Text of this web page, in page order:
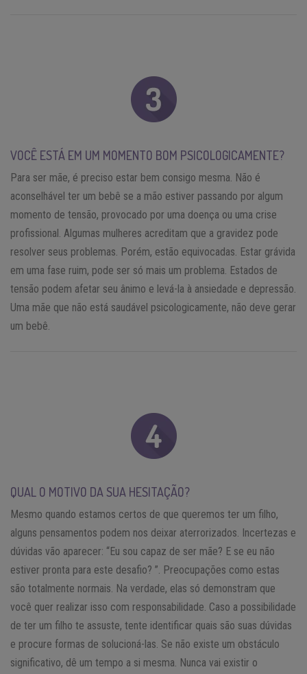
VOCÊ ESTÁ EM UM MOMENTO BOM PSICOLOGICAMENTE?
Para ser mãe, é preciso estar bem consigo mesma. Não é
aconselhável ter um bebê se a mão estiver passando por algum
momento de tensão, provocado por uma doença ou uma crise
profissional. Algumas mulheres acreditam que a gravidez pode
resolver seus problemas. Porém, estão equivocadas. Estar grávida
em uma fase ruim, pode ser só mais um problema. Estados de
tensão podem afetar seu ânimo e levá-la à ansiedade e depressão.
Uma mãe que não está saudável psicologicamente, não deve gerar
um bebê.
QUAL O MOTIVO DA SUA HESITAÇÃO?
Mesmo quando estamos certos de que queremos ter um filho,
alguns pensamentos podem nos deixar aterrorizados. Incertezas e
dúvidas vão aparecer: “Eu sou capaz de ser mãe? E se eu não
estiver pronta para este desafio? ”. Preocupações como estas
são totalmente normais. Na verdade, elas só demonstram que
você quer realizar isso com responsabilidade. Caso a possibilidade
de ter um filho te assuste, tente identificar quais são suas dúvidas
e procure formas de solucioná-las. Se não existe um obstáculo
significativo, dê um tempo a si mesma. Nunca vai existir o